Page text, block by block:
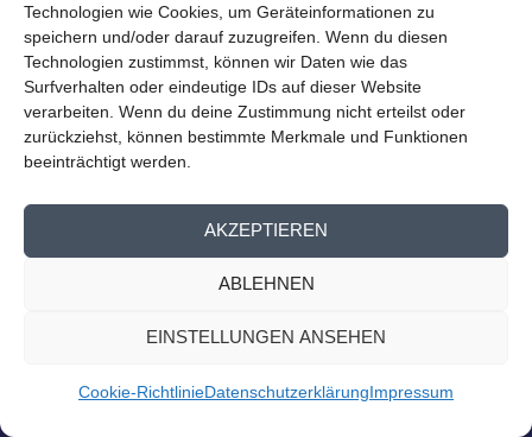
Technologien wie Cookies, um Geräteinformationen zu
speichern und/oder darauf zuzugreifen. Wenn du diesen
Technologien zustimmst, können wir Daten wie das
Surfverhalten oder eindeutige IDs auf dieser Website
verarbeiten. Wenn du deine Zustimmung nicht erteilst oder
zurückziehst, können bestimmte Merkmale und Funktionen
beeinträchtigt werden.
AKZEPTIEREN
ABLEHNEN
EINSTELLUNGEN ANSEHEN
Cookie-RichtlinieDatenschutzerklärungImpressum
Logistiknetzwerk beim Mitteldeutschen Exporttag Am
13. September findet der 14. Mitteldeutsche...
WEITERLESEN